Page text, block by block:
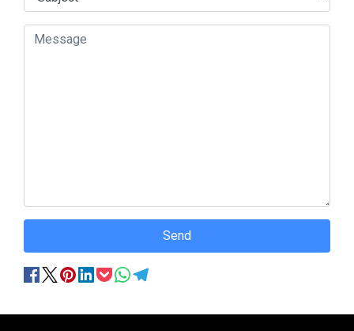
Send